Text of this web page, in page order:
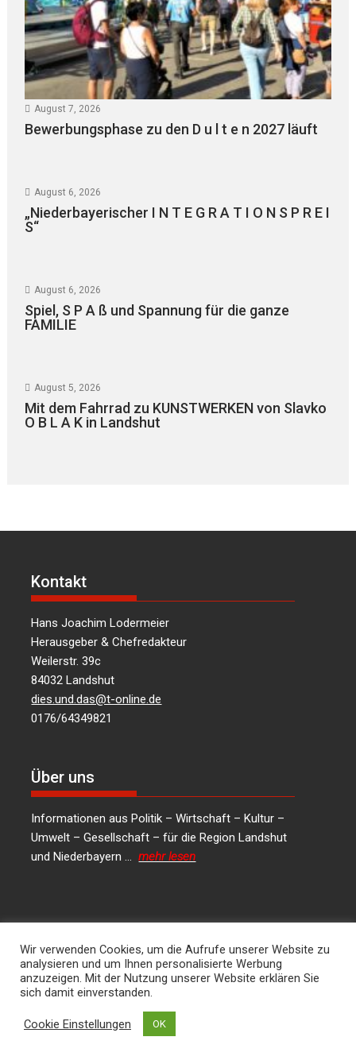
August 7, 2026
Bewerbungsphase zu den D u l t e n 2027 läuft
August 6, 2026
„Niederbayerischer I N T E G R A T I O N S P R E I
S“
August 6, 2026
Spiel, S P A ß und Spannung für die ganze
FAMILIE
August 5, 2026
Mit dem Fahrrad zu KUNSTWERKEN von Slavko
O B L A K in Landshut
Kontakt
Hans Joachim Lodermeier
Herausgeber & Chefredakteur
Weilerstr. 39c
84032 Landshut
dies.und.das@t-online.de
0176/64349821
Über uns
Informationen aus Politik – Wirtschaft – Kultur –
Umwelt – Gesellschaft – für die Region Landshut
und Niederbayern …mehr lesen
LinkedIn
Facebook
Instagram
X
Kontakt
Wir verwenden Cookies, um die Aufrufe unserer Website zu
analysieren und um Ihnen personalisierte Werbung
anzuzeigen. Mit der Nutzung unserer Website erklären Sie
sich damit einverstanden.
Cookie Einstellungen OK